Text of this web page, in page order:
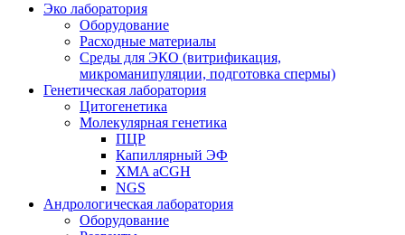
Эко лаборатория
Оборудование
Расходные материалы
Среды для ЭКО (витрификация,
микроманипуляции, подготовка спермы)
Генетическая лаборатория
Цитогенетика
Молекулярная генетика
ПЦР
Капиллярный ЭФ
XMA aCGH
NGS
Андрологическая лаборатория
Оборудование